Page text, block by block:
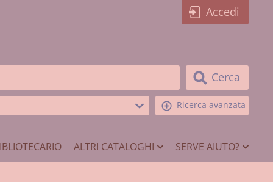
Accedi
Cerca
Ricerca avanzata
ALTRI CATALOGHI SERVE AIUTO?